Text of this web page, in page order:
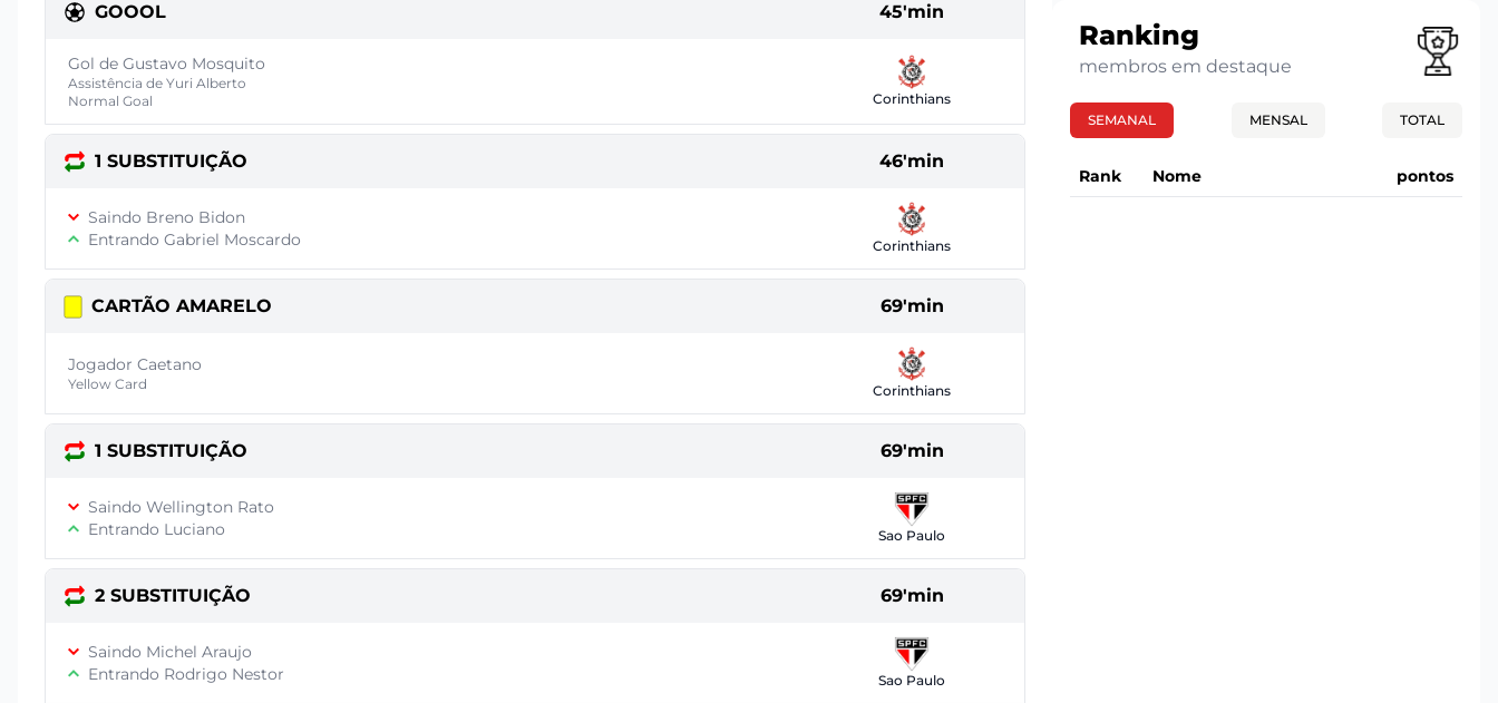
GOOOL 45'min
Gol de Gustavo Mosquito
Assistência de Yuri Alberto
Normal Goal
Corinthians
1 SUBSTITUIÇÃO 46'min
Saindo Breno Bidon
Entrando Gabriel Moscardo
Corinthians
CARTÃO AMARELO 69'min
Jogador Caetano
Yellow Card Corinthians
1 SUBSTITUIÇÃO 69'min
Saindo Wellington Rato
Entrando Luciano
Sao Paulo
2 SUBSTITUIÇÃO 69'min
Saindo Michel Araujo
Entrando Rodrigo Nestor
Sao Paulo
Ranking
membros em destaque
SEMANAL MENSAL TOTAL
Rank Nome pontos